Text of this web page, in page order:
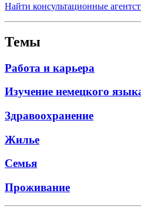
Найти консультационные
Темы
Работа и карьера
Изучение немецкого
Здравоохранение
Жилье
Семья
Проживание